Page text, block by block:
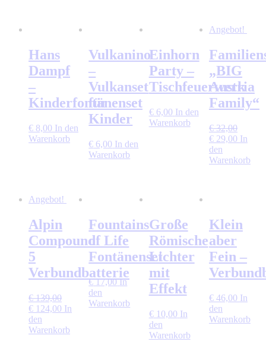
Hans
Dampf
–
Kinderfontänenset
€ 8,00 In den
Warenkorb
Vulkanino
–
Vulkanset
für
Kinder
€ 6,00 In den
Warenkorb
Einhorn
Party –
Tischfeuerwerk
€6,00 In den
Warenkorb
Angebot!
„BIG
Austria
Family“
€32,00
Ursprünglicher
Preis
war:
€29,00
ist:
In
den
Warenkorb
Angebot!
Alpin
Compound
5
Verbundbatterie
€139,00
Ursprünglicher
Preis
war:
€ 124,00 Aktueller
ist:
In
den
Warenkorb
Fountains
of Life
Fontänenset
€17,00 In
den
Warenkorb
Große
Römische
Lichter
mit
Effekt
€10,00 In
den
Warenkorb
Klein
aber
Fein –
€46,00 In
den
Warenkorb